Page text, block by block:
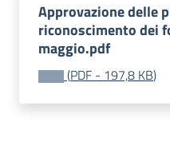
Seguici
Approvazione delle
riconoscimento dei
maggio.pdf
(PDF - 197,8 KB)